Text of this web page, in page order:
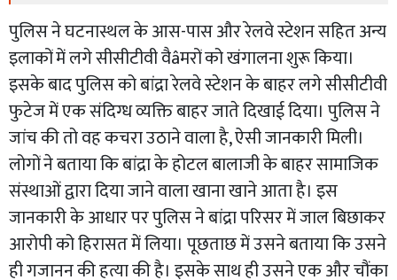
पुलिस ने घटनास्थल के आस-पास और रेलवे स्टेशन सहित अन्य
इलाकों में लगे सीसीटीवी वैâमरों को खंगालना शुरू किया।
इसके बाद पुलिस को बांद्रा रेलवे स्टेशन के बाहर लगे सीसीटीवी
फुटेज में एक संदिग्ध व्यक्ति बाहर जाते दिखाई दिया। पुलिस ने
जांच की तो वह कचरा उठाने वाला है, ऐसी जानकारी मिली।
लोगों ने बताया कि बांद्रा के होटल बालाजी के बाहर सामाजिक
संस्थाओं द्वारा दिया जाने वाला खाना खाने आता है। इस
जानकारी के आधार पर पुलिस ने बांद्रा परिसर में जाल बिछाकर
आरोपी को हिरासत में लिया। पूछताछ में उसने बताया कि उसने
ही गजानन की हत्या की है। इसके साथ ही उसने एक और चौंका